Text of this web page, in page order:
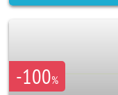
-100%